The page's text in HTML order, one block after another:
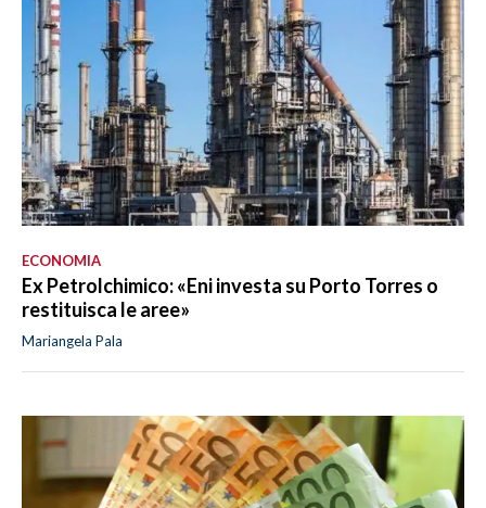
ECONOMIA
Ex Petrolchimico: «Eni investa su Porto Torres o
restituisca le aree»
Mariangela Pala